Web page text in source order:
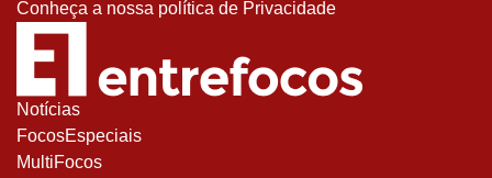
Conheça a nossa política de Privacidade
Notícias
FocosEspeciais
MultiFocos